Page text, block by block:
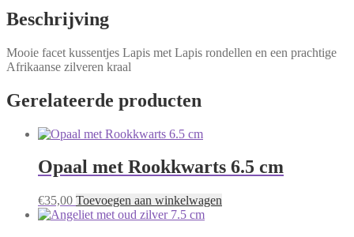
Beschrijving
Mooie facet kussentjes Lapis met Lapis rondellen en een prachtige
Afrikaanse zilveren kraal
Gerelateerde producten
Opaal met Rookkwarts 6.5 cm
€35,00 Toevoegen aan winkelwagen